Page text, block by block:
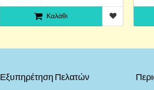
Καλάθι
Εξυπηρέτηση Πελατών